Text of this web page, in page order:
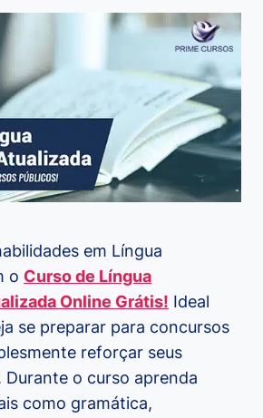
em Língua
o Curso de Língua
Online Grátis! Ideal
se preparar para concursos
reforçar seus
o curso aprenda
como gramática,